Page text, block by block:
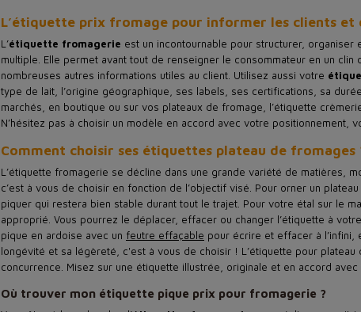
L’étiquette prix fromage pour informer les clients et
L’étiquette fromagerie est un incontournable pour structurer,
multiple. Elle permet avant tout de renseigner le consommateur en un
nombreuses autres informations utiles au client. Utilisez aussi votre
type de lait, l’origine géographique, ses labels, ses certifications, sa
marchés, en boutique ou sur vos plateaux de fromage, l’étiquette
N’hésitez pas à choisir un modèle en accord avec votre positionnement,
Comment choisir ses étiquettes plateau de fromages
L’étiquette fromagerie se décline dans une grande variété de matières,
c’est à vous de choisir en fonction de l’objectif visé. Pour orner un
piquer qui restera bien stable durant tout le trajet. Pour votre étal sur le
approprié. Vous pourrez le déplacer, effacer ou changer l’étiquette à
pique en ardoise avec un feutre effaçable pour écrire et effacer à l’infini,
longévité et sa légèreté, c'est à vous de choisir ! L’étiquette pour
concurrence. Misez sur une étiquette illustrée, originale et en accord
Où trouver mon étiquette pique prix pour fromagerie ?